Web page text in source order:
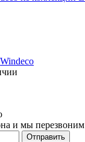
Windeco
и мы перезвоним
Отправить